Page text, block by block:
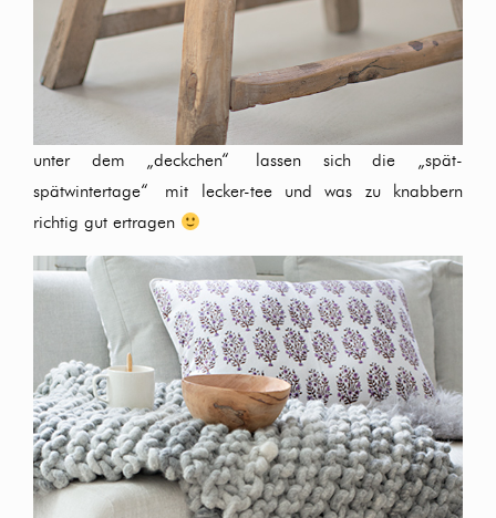
unter dem „deckchen“ lassen sich die „spät-
spätwintertage“ mit lecker-tee und was zu knabbern
richtig gut ertragen